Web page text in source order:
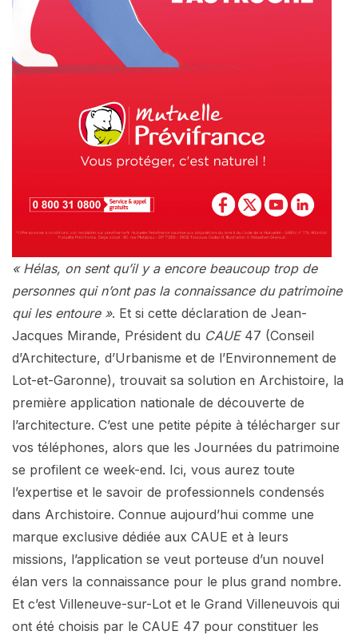
« Hélas, on sent qu’il y a encore beaucoup trop de
personnes qui n’ont pas la connaissance du patrimoine
qui les entoure ». Et si cette déclaration de Jean-
Jacques Mirande, Président du CAUE47 (Conseil
d’Architecture, d’Urbanisme et de l’Environnement de
Lot-et-Garonne), trouvait sa solution en Archistoire, la
première application nationale de découverte de
l’architecture. C’est une petite pépite à télécharger sur
vos téléphones, alors que les Journées du patrimoine
se profilent ce week-end. Ici, vous aurez toute
l’expertise et le savoir de professionnels condensés
dans Archistoire. Connue aujourd’hui comme une
marque exclusive dédiée aux CAUE et à leurs
missions, l’application se veut porteuse d’un nouvel
élan vers la connaissance pour le plus grand nombre.
Et c’est Villeneuve-sur-Lot et le Grand Villeneuvois qui
ont été choisis par le CAUE 47 pour constituer les